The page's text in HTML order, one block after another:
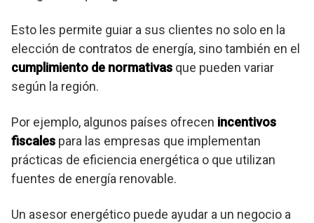
Esto les permite guiar a sus clientes no solo en la
elección de contratos de energía, sino también en el
cumplimiento de normativas que pueden variar
según la región.
Por ejemplo, algunos países ofrecen incentivos
fiscales para las empresas que implementan
prácticas de eficiencia energética o que utilizan
fuentes de energía renovable.
Un asesor energético puede ayudar a un negocio a